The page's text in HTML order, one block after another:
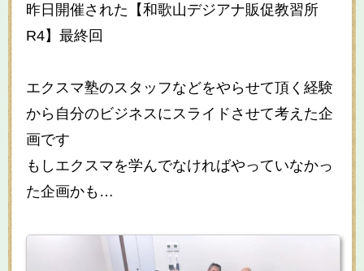
昨日開催された【和歌山デジアナ販促教習所
R4】最終回
エクスマ塾のスタッフなどをやらせて頂く経験
から自分のビジネスにスライドさせて考えた企
画です
もしエクスマを学んでなければやっていなかっ
た企画かも…